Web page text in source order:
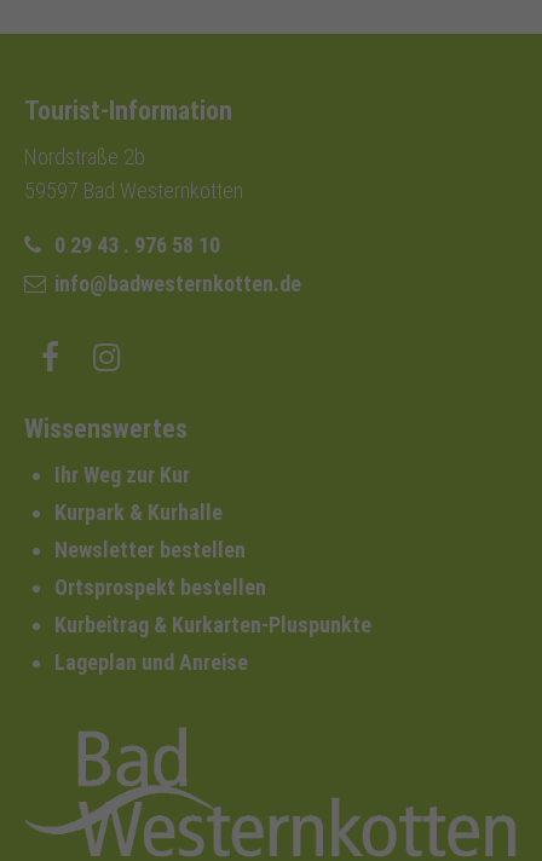
Tourist-Information
Nordstraße 2b
59597 Bad Westernkotten
0 29 43 . 976 58 10
info@badwesternkotten.de
Wissenswertes
Ihr Weg zur Kur
Kurpark & Kurhalle
Newsletter bestellen
Ortsprospekt bestellen
Kurbeitrag & Kurkarten-Pluspunkte
Lageplan und Anreise